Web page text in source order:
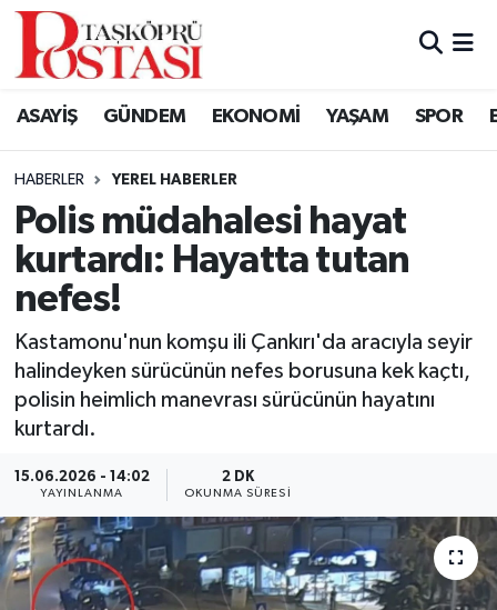
ASAYİŞ GÜNDEM EKONOMİ YAŞAM SPOR
HABERLER YEREL HABERLER
Polis müdahalesi hayat
kurtardı: Hayatta tutan
nefes!
Kastamonu'nun komşu ili Çankırı'da aracıyla seyir
halindeyken sürücünün nefes borusuna kek kaçtı,
polisin heimlich manevrası sürücünün hayatını
kurtardı.
15.06.2026 - 14:02
YAYINLANMA
2 DK
OKUNMA SÜRESI
Kastamonu Vefat Edenler
Araç Haberleri
Azdavay Haberleri
Bozkurt Haberleri
Çatalzeytin Haberleri
Cide Haberleri
Daday Haberleri
Devrekani Haberleri